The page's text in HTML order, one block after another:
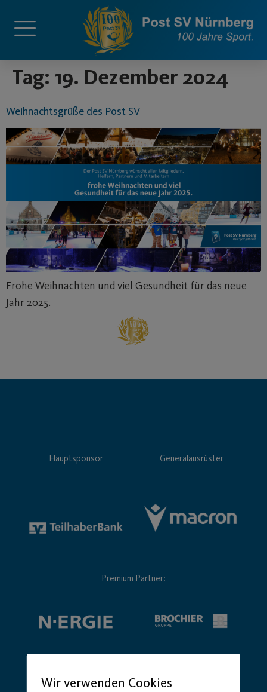
Tag: 19. Dezember 2024
Weihnachtsgrüße des Post SV
Frohe Weihnachten und viel Gesundheit für das neue
Jahr 2025.
Hauptsponsor Generalausrüster
Premium Partner:
Wir verwenden Cookies